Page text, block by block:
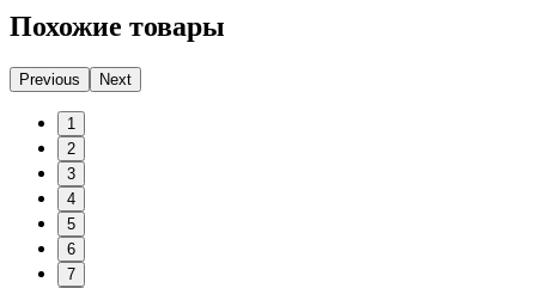
Похожие товары
Previous Next
1
2
3
4
5
6
7